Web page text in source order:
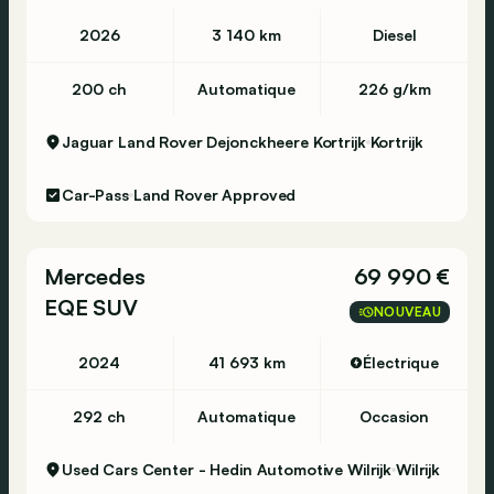
Empattement: 289 cm
Poids
Capacité de charge: 560 kg
Poids de traction max.: 2.000 kg (non freiné
Intérieur
Intérieur: noir
Environnement
Label énergétique: A
2026 3 140 km Diesel
200 ch Automatique 226 g/km
Jaguar Land Rover Dejonckheere Kortrijk Kortrijk
Car-Pass Land Rover Approved
Mercedes
EQE SUV
69 990 €
NOUVEAU
2024 41 693 km Électrique
292 ch Automatique Occasion
Used Cars Center - Hedin Automotive Wilrijk Wilrijk